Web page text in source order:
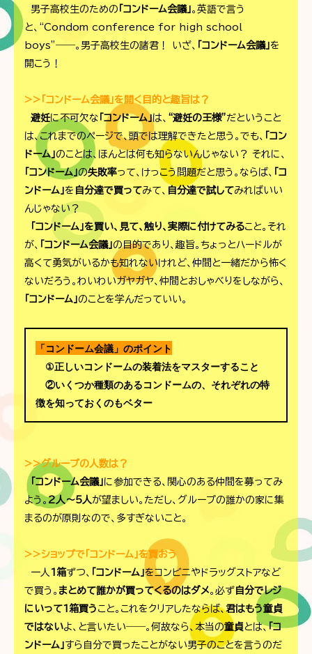
男子高校生のための 「コンドーム会議」 。英語で言う
と、“Condom conference for high school
boys”――。男子高校生の諸君！ いざ、 「コンドーム会議」 を
開こう！
>>「コンドーム会議」を開く目的と趣旨は？
避妊に不可欠な 「コンドーム」は、 “避妊の王様”だということ
は、これまでのページで、頭では理解できたと思う。でも、 「コン
ドーム」 のことは、ほんとは何も知らないんじゃない？ それに、
「コンドーム」 の失敗率って、けっこう問題だと思う。ならば、 「コ
ンドーム」 を 自分達で買ってみて、 自分達で試してみればいい
んじゃない？
「コンドーム」を買い、見て、触り、実際に付けてみること。それ
が、 「コンドーム会議」 の目的であり、趣旨。ちょっとハードルが
高くて勇気がいるかも知れないけれど、仲間と一緒だから怖く
ないだろう。わいわいガヤガヤ、仲間とおしゃべりをしながら、
「コンドーム」 のことを学んだっていい。
「コンドーム会議」のポイント
①正しいコンドームの装着法をマスターすること
②いくつか種類のあるコンドームの、それぞれの特
徴を知っておくのもベター
>>グループの人数は？
「コンドーム会議」 に参加できる、関心のある仲間を募ってみ
よう。2人～5人が望ましい。ただし、グループの誰かの家に集
まるのが原則なので、多すぎないこと。
>>ショップで「コンドーム」を買おう
一人 1箱ずつ、 「コンドーム」をコンビニやドラッグストアなど
で買う。 まとめて誰かが買ってくるのはダメ。必ず 自分でレジ
にいって1箱買う こと。これをクリアしたならば、君はもう童貞
ではないよ、と言いたい――。何故なら、本当の童貞 とは、「コ
ンドーム」 すら自分で買ったことがない男子のことを言うのだ